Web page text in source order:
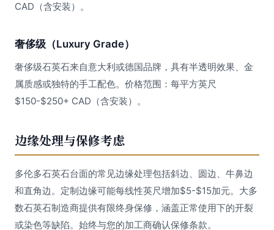
CAD（含安装）。
奢侈级（Luxury Grade）
奢侈级石英石来自意大利或德国品牌，具有半透明效果、金
属质感或独特的手工配色。价格范围：每平方英尺
$150-$250+ CAD（含安装）。
边缘处理与保修考虑
多伦多石英石台面的常见边缘处理包括斜边、圆边、牛鼻边
和直角边。定制边缘可能每线性英尺增加$5-$15加元。大多
数石英石制造商提供有限终身保修，涵盖正常使用下的开裂
或染色等缺陷。始终与您的加工商确认保修条款。